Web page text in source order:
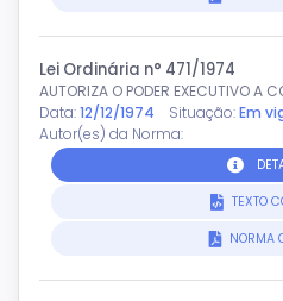
Lei Ordinária n° 471/1974
AUTORIZA O PODER EXECUTIVO A
Data:12/12/1974 Situação: Em
Autor(es) da Norma:
TEXTO
NORMA